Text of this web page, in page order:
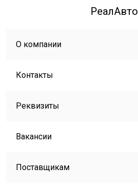
РеалАвто
О компании
Контакты
Реквизиты
Вакансии
Поставщикам